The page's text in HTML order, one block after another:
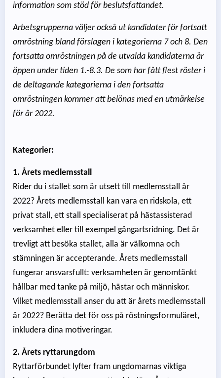
information som stöd för beslutsfattandet.
Arbetsgrupperna väljer också ut kandidater för fortsatt
omröstning bland förslagen i kategorierna 7 och 8. Den
fortsatta omröstningen på de utvalda kandidaterna är
öppen under tiden 1.-8.3. De som har fått flest röster i
de deltagande kategorierna i den fortsatta
omröstningen kommer att belönas med en utmärkelse
för år 2022.
Kategorier:
1. Årets medlemsstall
Rider du i stallet som är utsett till medlemsstall år
2022? Årets medlemsstall kan vara en ridskola, ett
privat stall, ett stall specialiserat på hästassisterad
verksamhet eller till exempel gångartsridning. Det är
trevligt att besöka stallet, alla är välkomna och
stämningen är accepterande. Årets medlemsstall
fungerar ansvarsfullt: verksamheten är genomtänkt
hållbar med tanke på miljö, hästar och människor.
Vilket medlemsstall anser du att är årets medlemsstall
år 2022? Berätta det för oss på röstningsformuläret,
inkludera dina motiveringar.
2. Årets ryttarungdom
Ryttarförbundet lyfter fram ungdomarnas viktiga